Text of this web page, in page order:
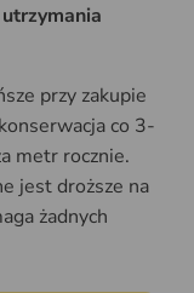
przy zakupie
co 3-
metr rocznie.
jest droższe na
żadnych